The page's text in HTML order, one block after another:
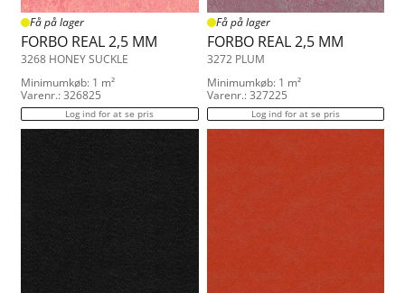
Få på lager
FORBO REAL 2,5 MM
3268 HONEY SUCKLE
Minimumkøb: 1 m²
Varenr.: 326825
Log ind for at se pris
Få på lager
FORBO REAL 2,5 MM
3272 PLUM
Minimumkøb: 1 m²
Varenr.: 327225
Log ind for at se pris